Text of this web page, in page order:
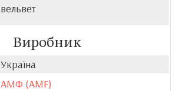
вельвет
Виробник
Україна
АМФ (AMF)